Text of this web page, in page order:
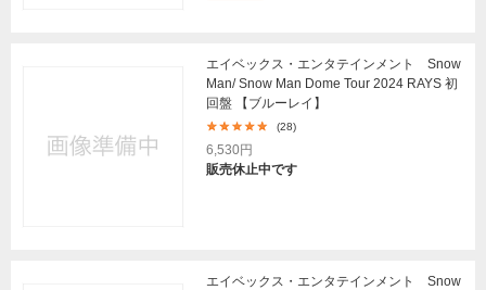
エイベックス・エンタテインメント Snow
Man/ Snow Man Dome Tour 2024 RAYS 初
回盤 【ブルーレイ】
(28)
6,530円
販売休止中です
エイベックス・エンタテインメント Snow